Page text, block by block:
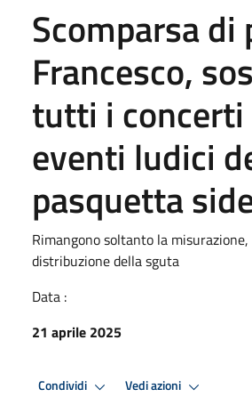
Scomparsa di
Francesco,
tutti i concerti
eventi ludici
pasquetta
Rimangono soltanto la
distribuzione della sguta
Data :
21 aprile 2025
Condividi Vedi azioni